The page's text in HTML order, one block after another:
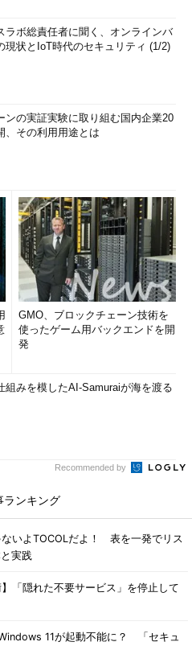
ラボ総責任者に聞く、オンラインバ
現状とIoT時代のセキュリティ (1/2)
ンの実証実験に取り組む国内企業20
、その利用用途とは
GMO、ブロックチェーン技術を
使ったゲーム用バックエンドを開
発
組みを模したAI-Samuraiが海を渡る
Recommended by
ンキング
ないよTOCOLだよ！ 表を一発でリス
実践
「隠れた不要サービス」を停止して
11が起動不能に？ 「セキュ